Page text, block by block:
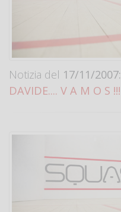
Notizia del 17/11/2007:
DAVIDE.... V A M O S !!!